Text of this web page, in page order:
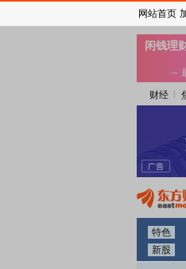
财经
特色
新股
网站首页